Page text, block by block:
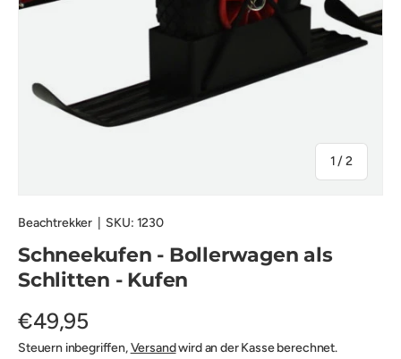
1 /von
2
Beachtrekker SKU: 1230
Schneekufen - Bollerwagen als
Schlitten - Kufen
€49,95
Steuern inbegriffen,Versandwird an der Kasse berechnet.